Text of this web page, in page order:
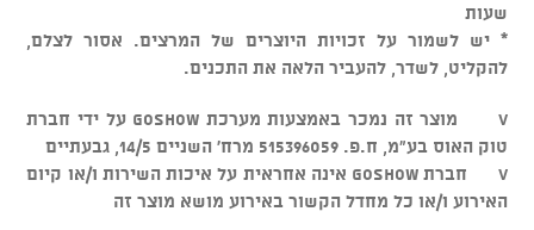
שעות
* יש לשמור על זכויות היוצרים של המרצים. אסור לצלם,
להקליט, לשדר, להעביר הלאה את התכנים.
v מוצר זה נמכר באמצעות מערכת GOSHOW על ידי חברת
טוק האוס בע"מ, ח.פ. 515396059 מרח' השניים 14/5, גבעתיים
v חברת GOSHOW אינה אחראית על איכות השירות ו/או קיום
האירוע ו/או כל מחדל הקשור באירוע מושא מוצר זה